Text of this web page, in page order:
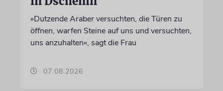
»Dutzende Araber versuchten, die Türen zu
öffnen, warfen Steine auf uns und versuchten,
uns anzuhalten«, sagt die Frau
07.08.2026